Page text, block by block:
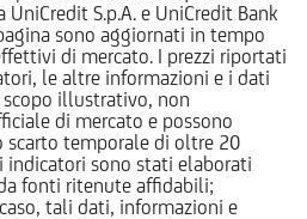
S.p.A. e UniCredit Bank
sono aggiornati in tempo
di mercato. I prezzi riportati
le altre informazioni e i dati
illustrativo, non
di mercato e possono
scarto temporale di oltre 20
indicatori sono stati elaborati
fonti ritenute affidabili;
tali dati, informazioni e